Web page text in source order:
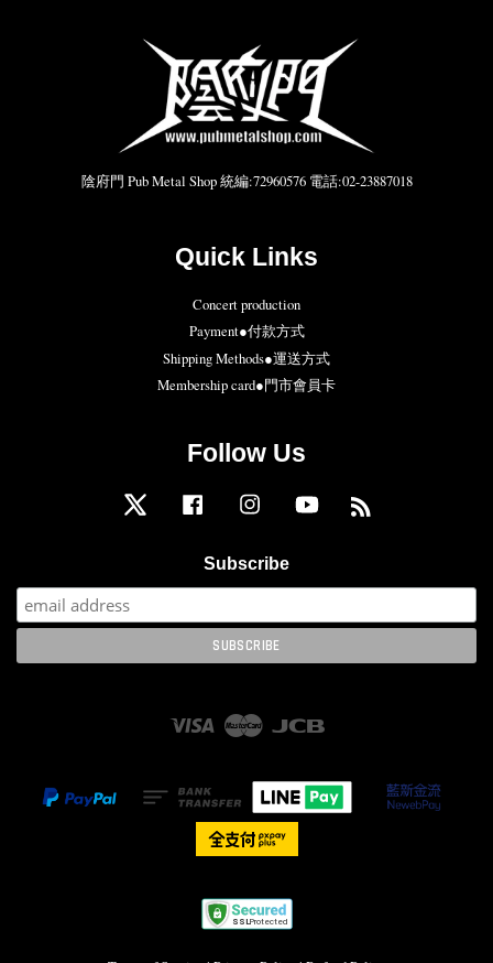
陰府門 Pub Metal Shop 統編:72960576 電話:02-23887018
Quick Links
Concert production
Payment●付款方式
Shipping Methods●運送方式
Membership card●門市會員卡
Follow Us
Twitter Facebook Instagram YouTube
Subscribe
Visa Master